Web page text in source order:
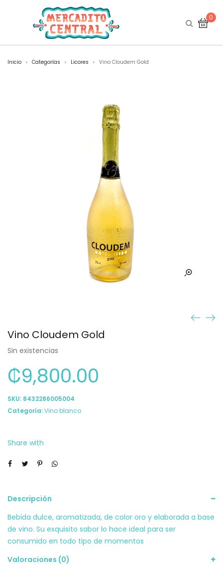
0
Inicio > Categorías > Licores > Vino Cloudem Gold
Vino Cloudem Gold
Sin existencias
₡9,800.00
SKU: 8432286005004
Categoría:Vino blanco
Share with
Descripción
Bebida dulce, aromatizada, de color oro y elaborada a base
de vino. Su exquisito sabor lo hace ideal para ser
consumido en todo tipo de momentos
Valoraciones (0)